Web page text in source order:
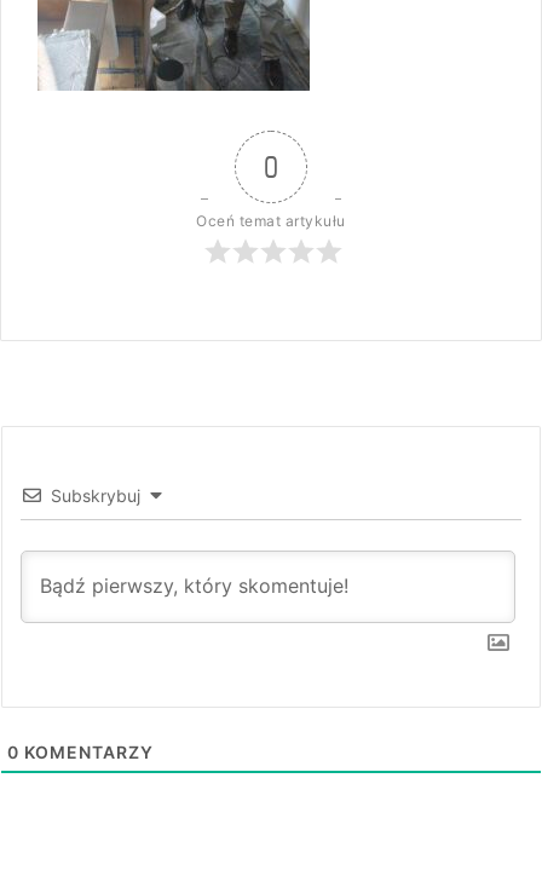
0
Oceń temat artykułu
Subskrybuj
0 KOMENTARZY